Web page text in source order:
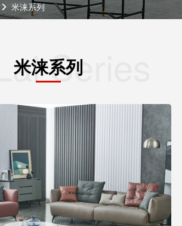
米涞系列
Series
米涞系列